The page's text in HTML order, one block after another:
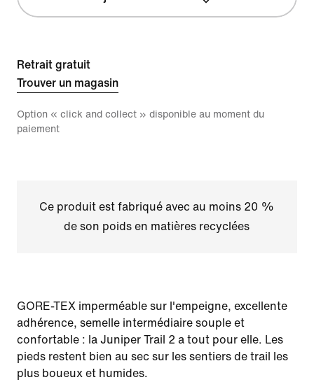
Retrait gratuit
Trouver un magasin
Option « click and collect » disponible au moment du
paiement
Ce produit est fabriqué avec au moins 20 %
de son poids en matières recyclées
GORE-TEX imperméable sur l'empeigne, excellente
adhérence, semelle intermédiaire souple et
confortable : la Juniper Trail 2 a tout pour elle. Les
pieds restent bien au sec sur les sentiers de trail les
plus boueux et humides.